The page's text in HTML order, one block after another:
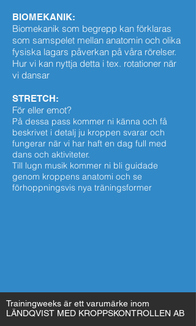
BIOMEKANIK:
Biomekanik som begrepp kan förklaras
som samspelet mellan anatomin och olika
fysiska lagars påverkan på våra rörelser.
Hur vi kan nyttja detta i tex. rotationer när
vi dansar
STRETCH:
För eller emot?
På dessa pass kommer ni känna och få
beskrivet i detalj ju kroppen svarar och
fungerar när vi har haft en dag full med
dans och aktiviteter.
Till lugn musik kommer ni bli guidade
genom kroppens anatomi och se
förhoppningsvis nya träningsformer
Trainingweeks är ett varumärke inom
LÄNDQVIST MED KROPPSKONTROLLEN AB